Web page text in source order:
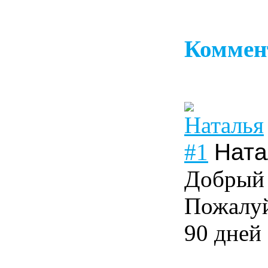
#1
Добрый
90 дней